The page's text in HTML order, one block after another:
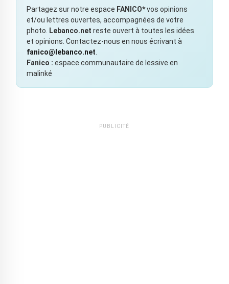
Partagez sur notre espace FANICO*vos opinions
et/ou lettres ouvertes, accompagnées de votre
photo.
Lebanco.net reste ouvert à toutes les idées
et opinions. Contactez-nous en nous écrivant à
fanico@lebanco.net
Fanico : espace communautaire de lessive en
malinké
PUBLICITÉ